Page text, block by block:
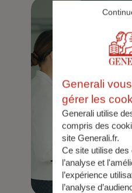
Generali
gérer les
Generali utilise
compris des
site Generali.fr.
Ce site utilise des
l’analyse et
l’expérience
l’analyse